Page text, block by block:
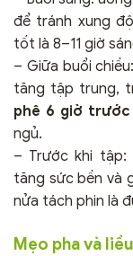
để tránh xung
tốt là 8–11 giờ
– Giữa buổi
tăng tập trung,
phê 6 giờ trước
ngủ.
– Trước khi
tăng sức bền và
nửa tách phin là
Mẹo pha và